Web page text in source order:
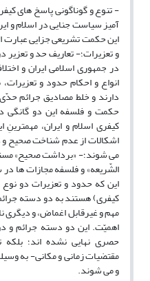
- تنوع و گوناگونی پاسخ های
آمیز سیاست جنایی در اسلام و
این حکمت تشریعی جزایی
و تعزیرات؛- تعاریف حد و
در جمهوری اسلامی ایران و
انواع و احکام حدود و
دارند و خلط مصادیق جرائم
حکمت و فلسفه این دو
کیفری اسلام و ایران،
اشکالات از عدم شناخت صحیح و
می شوند؛- «برداشت صحیح»
الشّریعه» و فلسفه مجازات ها
این که حدود و تعزیرات دو
کیفری) هستند به دو دسته
مهم و غیرقابل اغماض، و دیگری
اهمیّت. این دو دسته جرائم و
حصری نهایی نشده اند؛
مقتضیات زمانی و مکانی- به
و می شوند.